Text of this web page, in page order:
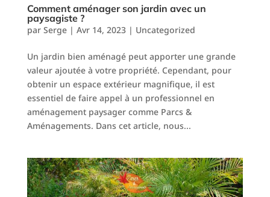
Comment aménager son jardin avec un
paysagiste ?
par Serge| Avr 14, 2023| Uncategorized
Un jardin bien aménagé peut apporter une grande
valeur ajoutée à votre propriété. Cependant, pour
obtenir un espace extérieur magnifique, il est
essentiel de faire appel à un professionnel en
aménagement paysager comme Parcs &
Aménagements. Dans cet article, nous...